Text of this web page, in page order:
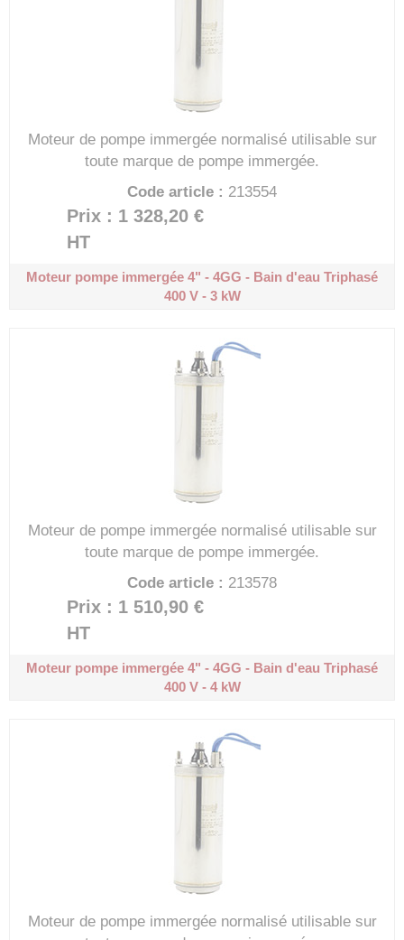
Moteur de pompe immergée normalisé utilisable sur
toute marque de pompe immergée.
Code article : 213554
Prix : 1 328,20 €
HT
Moteur pompe immergée 4" - 4GG - Bain d'eau Triphasé
400 V - 3 kW
Moteur de pompe immergée normalisé utilisable sur
toute marque de pompe immergée.
Code article : 213578
Prix : 1 510,90 €
HT
Moteur pompe immergée 4" - 4GG - Bain d'eau Triphasé
400 V - 4 kW
Moteur de pompe immergée normalisé utilisable sur